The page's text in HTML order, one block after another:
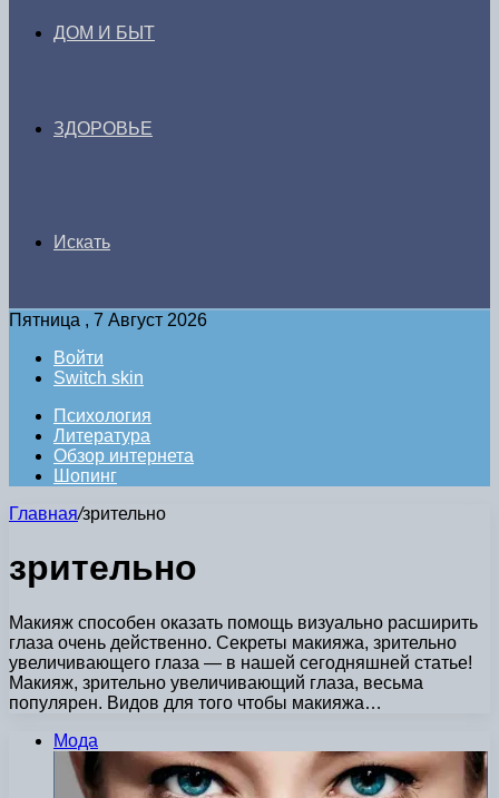
ДОМ И БЫТ
ЗДОРОВЬЕ
Искать
Пятница , 7 Август 2026
Войти
Switch skin
Психология
Литература
Обзор интернета
Шопинг
Главная/зрительно
зрительно
Макияж способен оказать помощь визуально расширить
глаза очень действенно. Секреты макияжа, зрительно
увеличивающего глаза — в нашей сегодняшней статье!
Макияж, зрительно увеличивающий глаза, весьма
популярен. Видов для того чтобы макияжа…
Мода